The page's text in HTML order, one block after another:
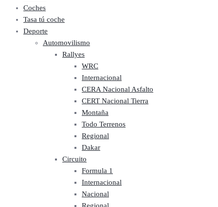
Coches
Tasa tú coche
Deporte
Automovilismo
Rallyes
WRC
Internacional
CERA Nacional Asfalto
CERT Nacional Tierra
Montaña
Todo Terrenos
Regional
Dakar
Circuito
Formula 1
Internacional
Nacional